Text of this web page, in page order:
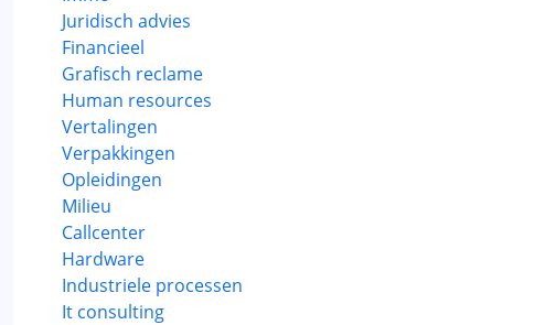
Juridisch advies
Financieel
Grafisch reclame
Human resources
Vertalingen
Verpakkingen
Opleidingen
Milieu
Callcenter
Hardware
Industriele processen
It consulting